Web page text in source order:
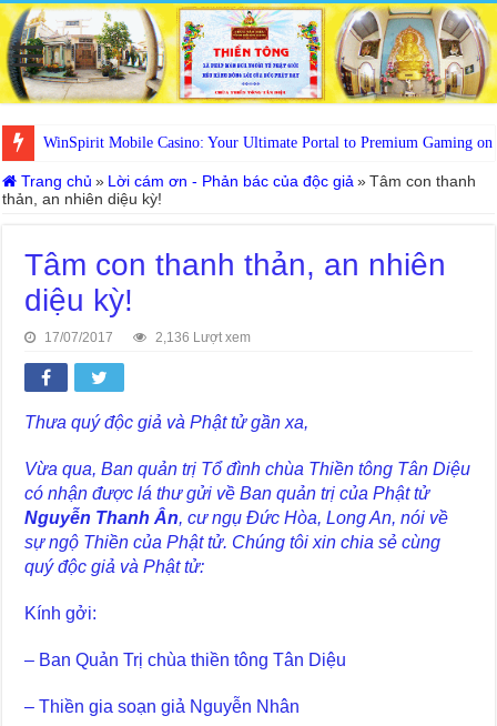
WinSpirit Mobile Casino: Your Ultimate Portal to Premium Gaming on
Trang chủ » Lời cám ơn - Phản bác của độc giả » Tâm con thanh
thản, an nhiên diệu kỳ!
Tâm con thanh thản, an nhiên
diệu kỳ!
17/07/2017 2,136 Lượt xem
Thưa quý độc giả và Phật tử gần xa,
Vừa qua, Ban quản trị Tổ đình chùa Thiền tông Tân Diệu
có nhận được lá thư gửi về Ban quản trị của Phật tử
Nguyễn Thanh Ân, cư ngụ Đức Hòa, Long An, nói về
sự ngộ Thiền của Phật tử. Chúng tôi xin chia sẻ cùng
quý độc giả và Phật tử:
Kính gởi:
– Ban Quản Trị chùa thiền tông Tân Diệu
– Thiền gia soạn giả Nguyễn Nhân